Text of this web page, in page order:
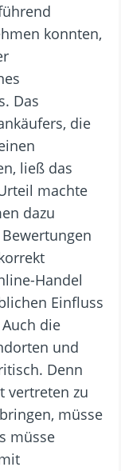
konnten,
Das
die
ließ das
machte
dazu
Handel
Einfluss
die
und
Denn
vertreten zu
müsse
müsse